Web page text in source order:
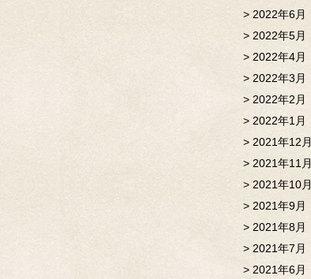
2022年6月
2022年5月
2022年4月
2022年3月
2022年2月
2022年1月
2021年12月
2021年11月
2021年10月
2021年9月
2021年8月
2021年7月
2021年6月